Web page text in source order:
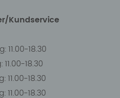
Kundservice
11.00-18.30
11.00-18.30
11.00-18.30
11.00-18.30